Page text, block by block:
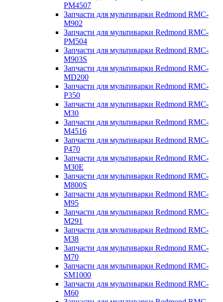
PM4507
Запчасти для мультиварки Redmond RMC-
M902
Запчасти для мультиварки Redmond RMC-
PM504
Запчасти для мультиварки Redmond RMC-
M903S
Запчасти для мультиварки Redmond RMC-
MD200
Запчасти для мультиварки Redmond RMC-
P350
Запчасти для мультиварки Redmond RMC-
M30
Запчасти для мультиварки Redmond RMC-
M4516
Запчасти для мультиварки Redmond RMC-
P470
Запчасти для мультиварки Redmond RMC-
M30E
Запчасти для мультиварки Redmond RMC-
M800S
Запчасти для мультиварки Redmond RMC-
M95
Запчасти для мультиварки Redmond RMC-
M291
Запчасти для мультиварки Redmond RMC-
M38
Запчасти для мультиварки Redmond RMC-
M70
Запчасти для мультиварки Redmond RMC-
SM1000
Запчасти для мультиварки Redmond RMC-
M60